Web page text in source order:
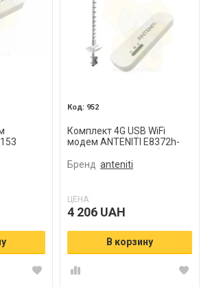
952
Комплект 4G USB WiFi
модем ANTENITI E8372h-
Бренд anteniti
ЦЕНА:
4 206 UAH
В корзину